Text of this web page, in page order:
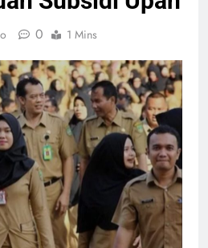
0 1 Mins